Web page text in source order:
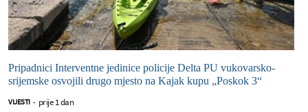
Pripadnici Interventne jedinice policije Delta PU vukovarsko-
srijemske osvojili drugo mjesto na Kajak kupu „Poskok 3“
VIJESTI - prije 1 dan